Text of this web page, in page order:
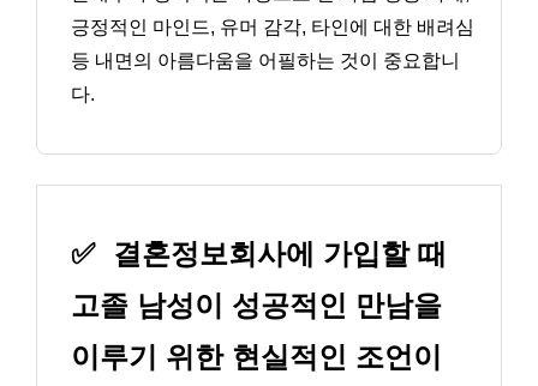
긍정적인 마인드, 유머 감각, 타인에 대한 배려심
등 내면의 아름다움을 어필하는 것이 중요합니
다.
✅
결혼정보회사에 가입할 때
고졸 남성이 성공적인 만남을
이루기 위한 현실적인 조언이